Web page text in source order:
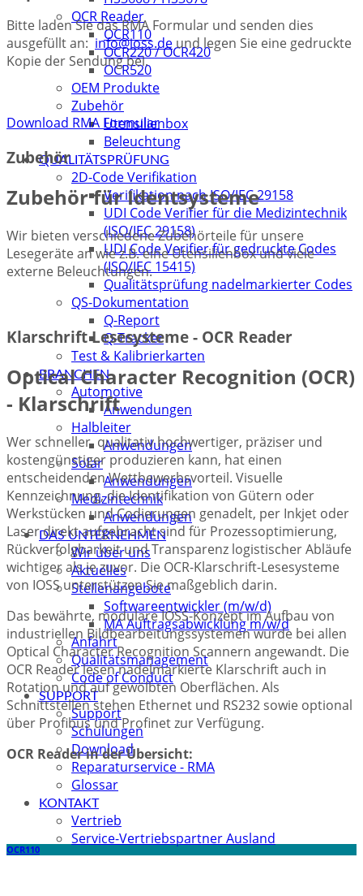
OCR Reader
OCR110
OCR220 / OCR420
OCR520
OEM Produkte
Zubehör
Utensilienbox
Beleuchtung
QUALITÄTSPRÜFUNG
2D-Code Verifikation
Verifikation nach ISO/IEC 29158
UDI Code Verifier für die Medizintechnik
(ISO/IEC 29158)
UDI Code Verifier für gedruckte Codes
(ISO/IEC 15415)
Qualitätsprüfung nadelmarkierter Codes
QS-Dokumentation
Q-Report
Q-Tracker
Test & Kalibrierkarten
BRANCHEN
Automotive
Anwendungen
Halbleiter
Anwendungen
Solar
Anwendungen
Medizintechnik
Anwendungen
DAS UNTERNEHMEN
Wir über uns
Aktuelles
Stellenangebote
Softwareentwickler (m/w/d)
MA Auftragsabwicklung m/w/d
Anfahrt
Qualitätsmanagement
Code of Conduct
SUPPORT
Support
Schulungen
Download
Reparaturservice - RMA
Glossar
KONTAKT
Vertrieb
Service-Vertriebspartner Ausland
Bitte laden Sie das RMA Formular und senden dies
ausgefüllt an:info@ioss.deund legen Sie eine gedruckte
Kopie der Sendung bei.
Download RMA Formular
Zubehör
Zubehör für Identsysteme
Wir bieten verschiedene Zubehörteile für unsere
Lesegeräte an wie z.B. eine Utensilienbox und viele
externe Beleuchtungen.
Klarschrift Lesesysteme - OCR Reader
Optical Character Recognition (OCR)
- Klarschrift
Wer schneller, qualitativ hochwertiger, präziser und
kostengünstiger produzieren kann, hat einen
entscheidenden Wettbewerbsvorteil. Visuelle
Kennzeichnung, die Identifikation von Gütern oder
Werkstücken und Codierungen genadelt, per Inkjet oder
Laser direkt aufgebracht sind für Prozessoptimierung,
Rückverfolgbarkeit und Transparenz logistischer Abläufe
wichtiger als je zuvor. Die OCR-Klarschrift-Lesesysteme
von IOSS unterstützen Sie maßgeblich darin.
Das bewährte, modulare IOSS-Konzept im Aufbau von
industriellen Bildbearbeitungssystemen wurde bei allen
Optical Character Recognition Scannern angewandt. Die
OCR Reader lesen nadelmarkierte Klarschrift auch in
Rotation und auf gewölbten Oberflächen. Als
Schnittstellen stehen Ethernet und RS232 sowie optional
über Profibus und Profinet zur Verfügung.
OCR Reader in der Übersicht:
OCR110